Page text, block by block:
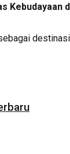
Kebudayaan